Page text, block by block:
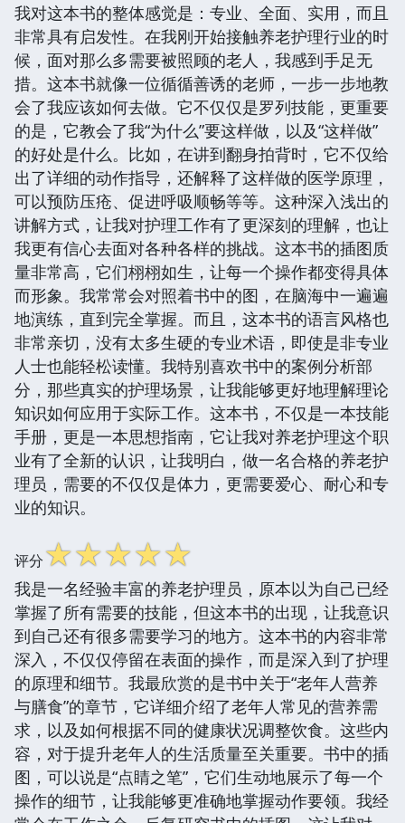
我对这本书的整体感觉是：专业、全面、实用，而且
非常具有启发性。在我刚开始接触养老护理行业的时
候，面对那么多需要被照顾的老人，我感到手足无
措。这本书就像一位循循善诱的老师，一步一步地教
会了我应该如何去做。它不仅仅是罗列技能，更重要
的是，它教会了我“为什么”要这样做，以及“这样做”
的好处是什么。比如，在讲到翻身拍背时，它不仅给
出了详细的动作指导，还解释了这样做的医学原理，
可以预防压疮、促进呼吸顺畅等等。这种深入浅出的
讲解方式，让我对护理工作有了更深刻的理解，也让
我更有信心去面对各种各样的挑战。这本书的插图质
量非常高，它们栩栩如生，让每一个操作都变得具体
而形象。我常常会对照着书中的图，在脑海中一遍遍
地演练，直到完全掌握。而且，这本书的语言风格也
非常亲切，没有太多生硬的专业术语，即使是非专业
人士也能轻松读懂。我特别喜欢书中的案例分析部
分，那些真实的护理场景，让我能够更好地理解理论
知识如何应用于实际工作。这本书，不仅是一本技能
手册，更是一本思想指南，它让我对养老护理这个职
业有了全新的认识，让我明白，做一名合格的养老护
理员，需要的不仅仅是体力，更需要爱心、耐心和专
业的知识。
评分☆☆☆☆☆
我是一名经验丰富的养老护理员，原本以为自己已经
掌握了所有需要的技能，但这本书的出现，让我意识
到自己还有很多需要学习的地方。这本书的内容非常
深入，不仅仅停留在表面的操作，而是深入到了护理
的原理和细节。我最欣赏的是书中关于“老年人营养
与膳食”的章节，它详细介绍了老年人常见的营养需
求，以及如何根据不同的健康状况调整饮食。这些内
容，对于提升老年人的生活质量至关重要。书中的插
图，可以说是“点睛之笔”，它们生动地展示了每一个
操作的细节，让我能够更准确地掌握动作要领。我经